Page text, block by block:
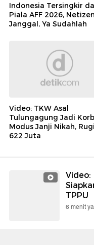
Indonesia Tersingkir
Piala AFF 2026,
Janggal, Ya Sudahlah
Video: TKW Asal
Tulungagung Jadi
Modus Janji Nikah,
622 Juta
Video:
TPPU
6 menit